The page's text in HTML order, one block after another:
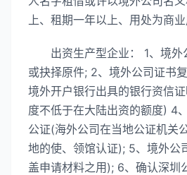
上、租期一年以上、用处为商业
出资生产型企业： 1、境外
或抉择原件; 2、境外公司证书
境外开户银行出具的银行资信
度不低于在大陆出资的额度) 4
公证(海外公司在当地公证机关
地的使、领馆认证); 5、境外公
盖申请材料之用); 6、确认深圳